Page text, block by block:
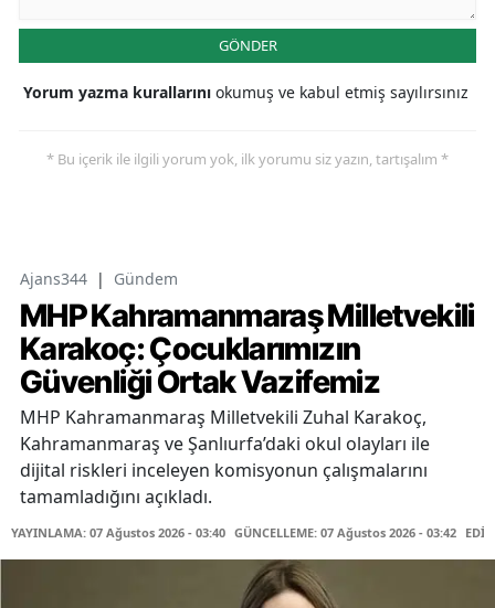
GÖNDER
Yorum yazma kurallarını okumuş ve kabul etmiş sayılırsınız
* Bu içerik ile ilgili yorum yok, ilk yorumu siz yazın, tartışalım *
Ajans344 | Gündem
MHP Kahramanmaraş Milletvekili
Karakoç: Çocuklarımızın
Güvenliği Ortak Vazifemiz
MHP Kahramanmaraş Milletvekili Zuhal Karakoç,
Kahramanmaraş ve Şanlıurfa’daki okul olayları ile
dijital riskleri inceleyen komisyonun çalışmalarını
tamamladığını açıkladı.
YAYINLAMA: 07 Ağustos 2026 - 03:40 GÜNCELLEME: 07 Ağustos 2026 - 03:42